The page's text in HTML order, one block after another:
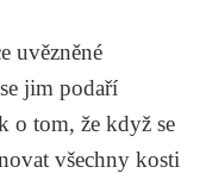
uvězněné
jim podaří
o tom, že když se
všechny kosti